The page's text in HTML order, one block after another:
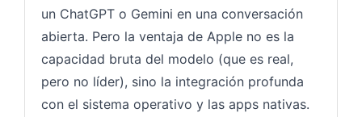
un ChatGPT o Gemini en una conversación
abierta. Pero la ventaja de Apple no es la
capacidad bruta del modelo (que es real,
pero no líder), sino la integración profunda
con el sistema operativo y las apps nativas.